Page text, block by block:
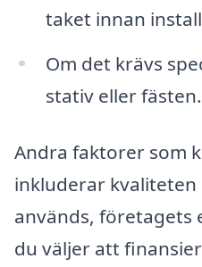
taket innan
Om det krävs
stativ eller fästen.
Andra faktorer som
inkluderar kvaliteten
används, företagets
du väljer att